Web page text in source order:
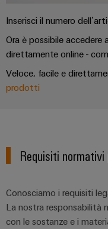
sicurezza
per
reti
energetiche
moderne
acque
Soluzioni
per
l’industria
dell’acqua
Workplace
e
Stampanti
Software
Marcatori
Inserisci il numero
Ora è possibile accedere
direttamente online -
Veloce, facile e
prodotti
Requisiti
Conosciamo i requisiti
La nostra responsabilità
con le sostanze e i